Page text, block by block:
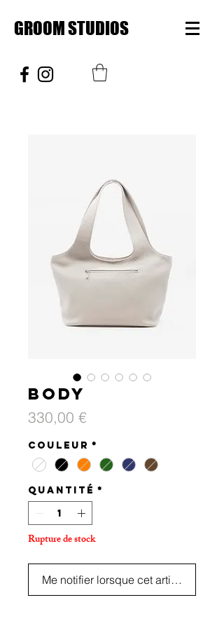
GROOM STUDIOS
Body
330,00 €
Couleur *
Quantité *
Rupture de stock
Me notifier lorsque cet article est